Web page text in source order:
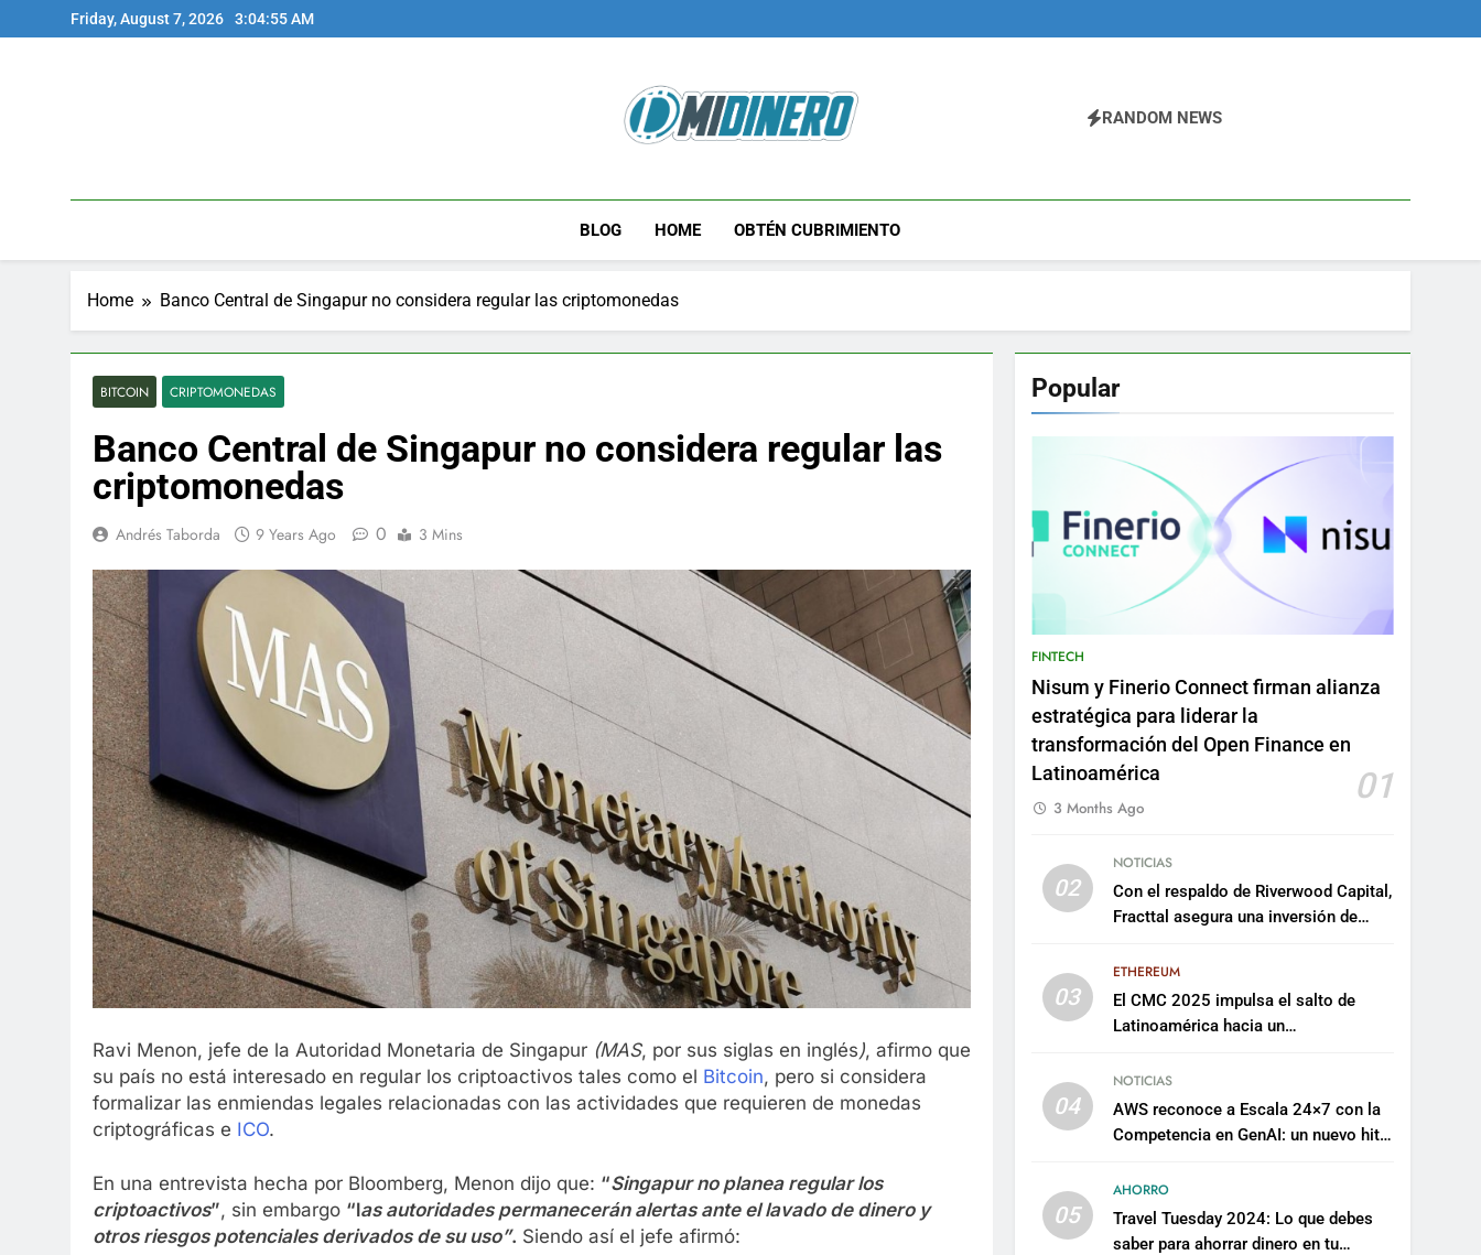
to
Friday, August 7, 2026 3:04:56 AM
Midinero.co
RANDOM NEWS
BLOG HOME OBTÉN CUBRIMIENTO
Home Banco Central de Singapur no considera regular las criptomonedas
BITCOIN CRIPTOMONEDAS
Banco Central de Singapur no considera regular las
criptomonedas
Andrés Taborda 9 Years Ago 0 3 Mins
Ravi Menon, jefe de la Autoridad Monetaria de Singapur (MAS, por sus siglas en inglés), afirmo que
su país no está interesado en regular los criptoactivos tales como el Bitcoin, pero si considera
formalizar las enmiendas legales relacionadas con las actividades que requieren de monedas
criptográficas e ICO.
En una entrevista hecha por Bloomberg, Menon dijo que: “Singapur no planea regular los
criptoactivos”, sin embargo “las autoridades permanecerán alertas ante el lavado de dinero y
otros riesgos potenciales derivados de su uso”. Siendo así el jefe afirmó:
Popular
FINTECH
Nisum y Finerio Connect firman alianza
estratégica para liderar la
transformación del Open Finance en
Latinoamérica
01
3 Months Ago
02
NOTICIAS
Con el respaldo de Riverwood Capital,
Fracttal asegura una inversión de
plataforma
03
ETHEREUM
El CMC 2025 impulsa el salto de
Latinoamérica hacia un
sostenible
04
NOTICIAS
AWS reconoce a Escala 24×7 con la
Competencia en GenAI: un nuevo hito
artificial empresarial
05
AHORRO
Travel Tuesday 2024: Lo que debes
saber para ahorrar dinero en tu